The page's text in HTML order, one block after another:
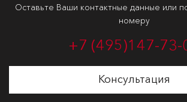
Оставьте Ваши контактные данные или
номеру
+7 (495)147-73-
Консультация